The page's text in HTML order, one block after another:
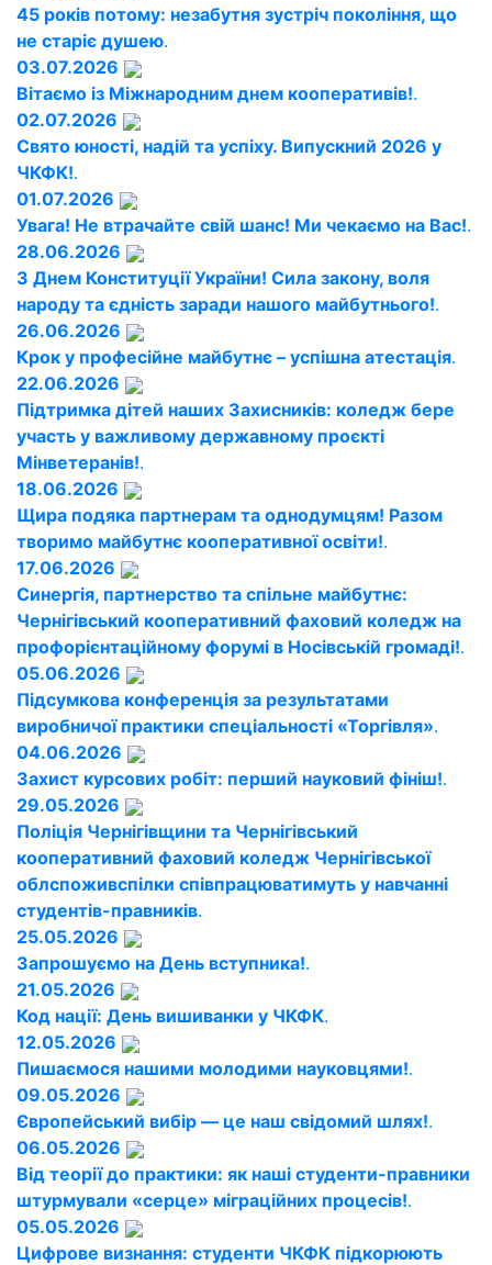
45 років потому: незабутня зустріч покоління, що
не старіє душею.
03.07.2026
Вітаємо із Міжнародним днем кооперативів!.
02.07.2026
Свято юності, надій та успіху. Випускний 2026 у
ЧКФК!.
01.07.2026
Увага! Не втрачайте свій шанс! Ми чекаємо на Вас!.
28.06.2026
З Днем Конституції України! Сила закону, воля
народу та єдність заради нашого майбутнього!.
26.06.2026
Крок у професійне майбутнє – успішна атестація.
22.06.2026
Підтримка дітей наших Захисників: коледж бере
участь у важливому державному проєкті
Мінветеранів!.
18.06.2026
Щира подяка партнерам та однодумцям! Разом
творимо майбутнє кооперативної освіти!.
17.06.2026
Синергія, партнерство та спільне майбутнє:
Чернігівський кооперативний фаховий коледж на
профорієнтаційному форумі в Носівській громаді!.
05.06.2026
Підсумкова конференція за результатами
виробничої практики спеціальності «Торгівля».
04.06.2026
Захист курсових робіт: перший науковий фініш!.
29.05.2026
Поліція Чернігівщини та Чернігівський
кооперативний фаховий коледж Чернігівської
облспоживспілки співпрацюватимуть у навчанні
студентів-правників.
25.05.2026
Запрошуємо на День вступника!.
21.05.2026
Код нації: День вишиванки у ЧКФК.
12.05.2026
Пишаємося нашими молодими науковцями!.
09.05.2026
Європейський вибір — це наш свідомий шлях!.
06.05.2026
Від теорії до практики: як наші студенти-правники
штурмували «серце» міграційних процесів!.
05.05.2026
Цифрове визнання: студенти ЧКФК підкорюють